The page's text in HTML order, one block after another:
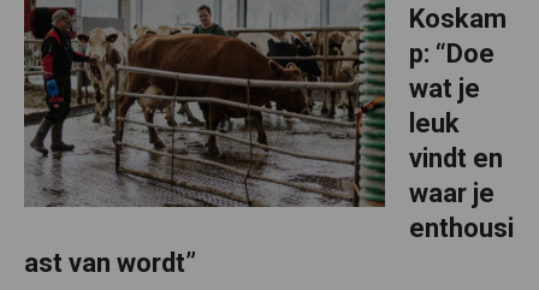
Koskam
p: “Doe
wat je
leuk
vindt en
waar je
enthousi
ast van wordt”